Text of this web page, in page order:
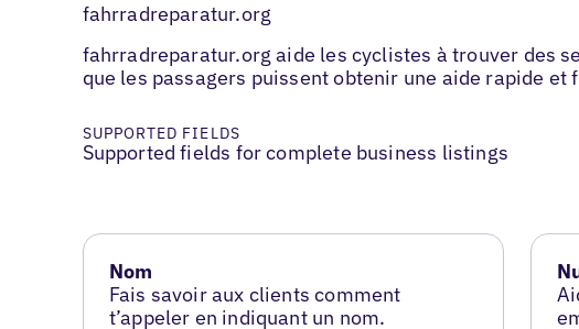
fahrradreparatur.org
fahrradreparatur.org aide les cyclistes à trouver des
que les passagers puissent obtenir une aide rapide et
SUPPORTED FIELDS
Supported fields for complete business listings
Nom
Fais savoir aux clients comment
t’appeler en indiquant un nom.